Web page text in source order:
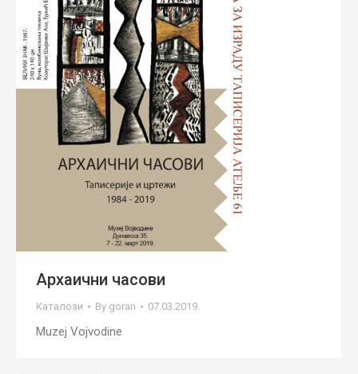
Архаични часови
Каталози By goran 07.03.2019.
Muzej Vojvodine